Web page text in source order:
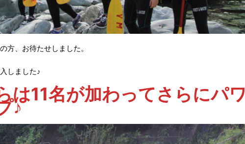
方、お待たせしました。
しました♪
は11名が加わってさらにパワ
♪